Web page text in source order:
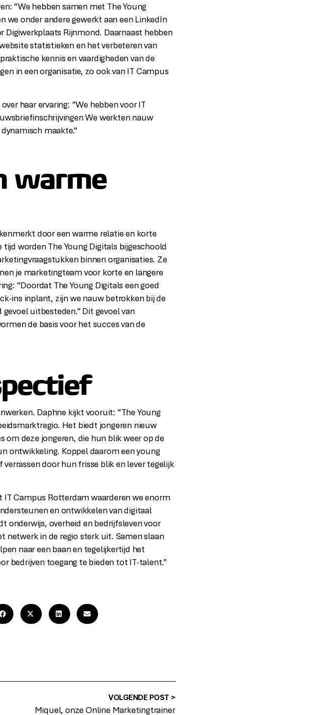
“We hebben samen met The Young
we onder andere gewerkt aan een LinkedIn
Digiwerkplaats Rijnmond. Daarnaast hebben
statistieken en het verbeteren van
kennis en vaardigheden van de
in een organisatie, zo ook van IT Campus
haar ervaring: “We hebben voor IT
We werkten nauw
maakte.”
warme
door een warme relatie en korte
worden The Young Digitals bijgeschoold
binnen organisaties. Ze
je marketingteam voor korte en langere
“Doordat The Young Digitals een goed
ins inplant, zijn we nauw betrokken bij de
uitbesteden.” Dit gevoel van
de basis voor het succes van de
Daphne kijkt vooruit: “The Young
Het biedt jongeren nieuw
om deze jongeren, die hun blik weer op de
ontwikkeling. Koppel daarom een young
door hun frisse blik en lever tegelijk
IT Campus Rotterdam waarderen we enorm
en ontwikkelen van digitaal
onderwijs, overheid en bedrijfsleven voor
netwerk in de regio sterk uit. Samen slaan
naar een baan en tegelijkertijd het
bedrijven toegang te bieden tot IT-talent.”
VOLGENDE POST >
Miquel, onze Online Marketingtrainer